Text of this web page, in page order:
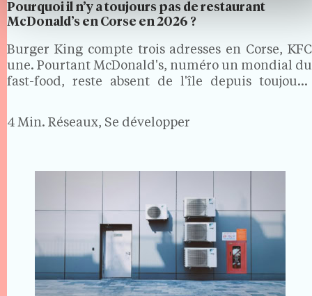
Pourquoi il n’y a toujours pas de restaurant
McDonald’s en Corse en 2026 ?
Burger King compte trois adresses en Corse, KFC
une. Pourtant McDonald's, numéro un mondial du
fast-food, reste absent de l'île depuis toujours.
ont toutes accueilli ses restaurants, la Corse forme
une…
4 Min. Réseaux, Se développer